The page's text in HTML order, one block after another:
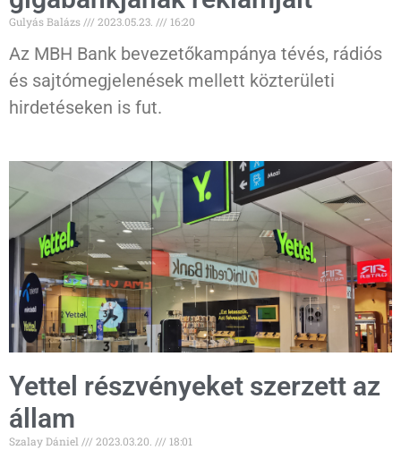
Gulyás Balázs 2023.05.23. 16:20
Az MBH Bank bevezetőkampánya tévés, rádiós
és sajtómegjelenések mellett közterületi
hirdetéseken is fut.
Yettel részvényeket szerzett az
állam
Szalay Dániel 2023.03.20. 18:01